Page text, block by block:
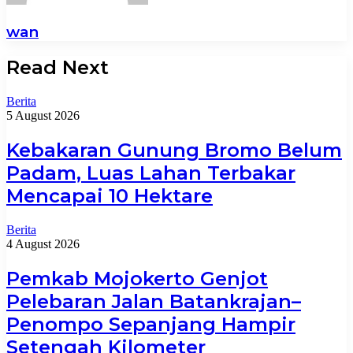
wan
Read Next
Berita
5 August 2026
Kebakaran Gunung Bromo Belum
Padam, Luas Lahan Terbakar
Mencapai 10 Hektare
Berita
4 August 2026
Pemkab Mojokerto Genjot
Pelebaran Jalan Batankrajan–
Penompo Sepanjang Hampir
Setengah Kilometer